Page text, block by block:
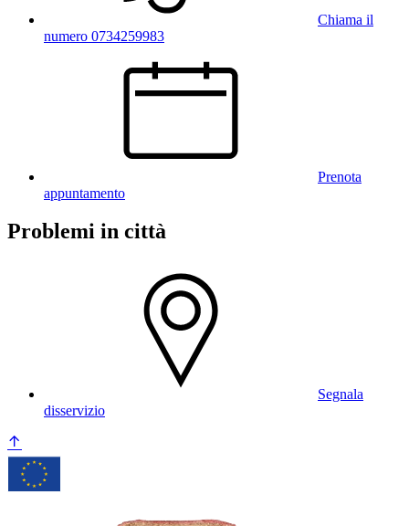
Chiama il
numero 0734259983
Prenota
appuntamento
Problemi in città
Segnala
disservizio